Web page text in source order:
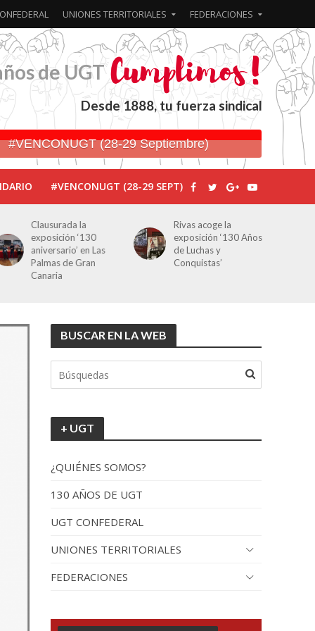
UNIONES TERRITORIALES FEDERACIONES
de UGT
Desde 1888, tu fuerza sindical
#VENCONUGT (28-29 Septiembre)
#VENCONUGT (28-29 SEPT)
Clausurada la
exposición ‘130
aniversario’ en Las
Palmas de Gran
Canaria
Rivas acoge la
exposición ‘130 Años
de Luchas y
Conquistas’
BUSCAR EN LA WEB
+ UGT
¿QUIÉNES SOMOS?
130 AÑOS DE UGT
UGT CONFEDERAL
UNIONES TERRITORIALES
FEDERACIONES